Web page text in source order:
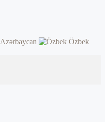
Azərbaycan
Özbek